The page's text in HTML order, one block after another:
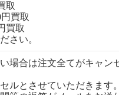
取
買取
買取
さい。
場合は注文全てがキャン
ルとさせていただきます。